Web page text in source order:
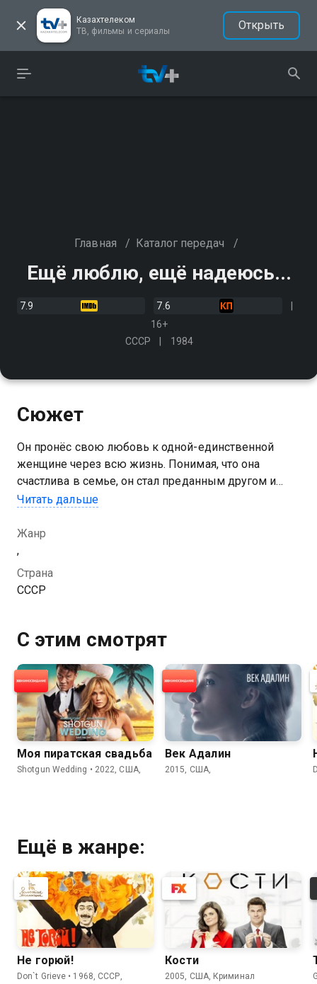
Казахтелеком
ТВ, фильмы и сериалы
Открыть
Главная / Каталог передач /
Ещё люблю, ещё надеюсь...
7.9
7.6
16+
СССР
1984
Сюжет
Он пронёс свою любовь к одной-единственной
женщине через всю жизнь. Понимая, что она
счастлива в семье, он стал преданным другом и
всегда был готов прийти на помощь. У неё теперь
личного счастья…
Читать дальше
Жанр
,
Страна
СССР
С этим смотрят
Моя пиратская свадьба
Shotgun Wedding • 2022, США,
Век Адалин
2015, США,
Ещё в жанре:
Не горюй!
Don`t Grieve • 1968, СССР,
Кости
2005, США, Криминал